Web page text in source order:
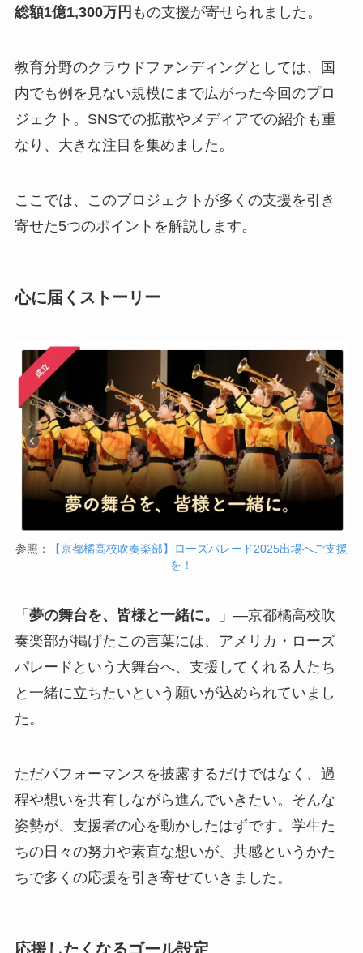
総額1億1,300万円 もの支援が寄せられました。
教育分野のクラウドファンディングとしては、国
内でも例を見ない規模にまで広がった今回のプロ
ジェクト。SNSでの拡散やメディアでの紹介も重
なり、大きな注目を集めました。
ここでは、このプロジェクトが多くの支援を引き
寄せた5つのポイントを解説します。
心に届くストーリー
参照：
【京都橘高校吹奏楽部】ローズパレード2025出場へご支援
を！
「 夢の舞台を、皆様と一緒に。
」―京都橘高校吹
奏楽部が掲げたこの言葉には、アメリカ・ローズ
パレードという大舞台へ、支援してくれる人たち
と一緒に立ちたいという願いが込められていまし
た。
ただパフォーマンスを披露するだけではなく、過
程や想いを共有しながら進んでいきたい。そんな
姿勢が、支援者の心を動かしたはずです。学生た
ちの日々の努力や素直な想いが、共感というかた
ちで多くの応援を引き寄せていきました。
応援したくなるゴール設定